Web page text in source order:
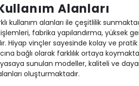
Alanları
alanları ile çeşitlilik
fabrika yapılandırma, yüksek
Hiyap vinçler sayesinde kolay ve
bağlı olarak farklılık ortaya
sunulan modeller, kaliteli ve
oluşturmaktadır.